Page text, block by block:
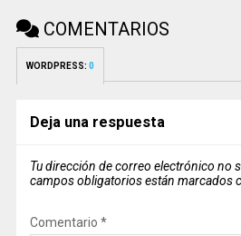
COMENTARIOS
WORDPRESS: 0
Deja una respuesta
Tu dirección de correo electrónico no
campos obligatorios están marcados
Comentario *